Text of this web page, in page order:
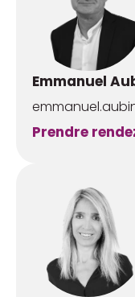
Emmanuel
Prendre